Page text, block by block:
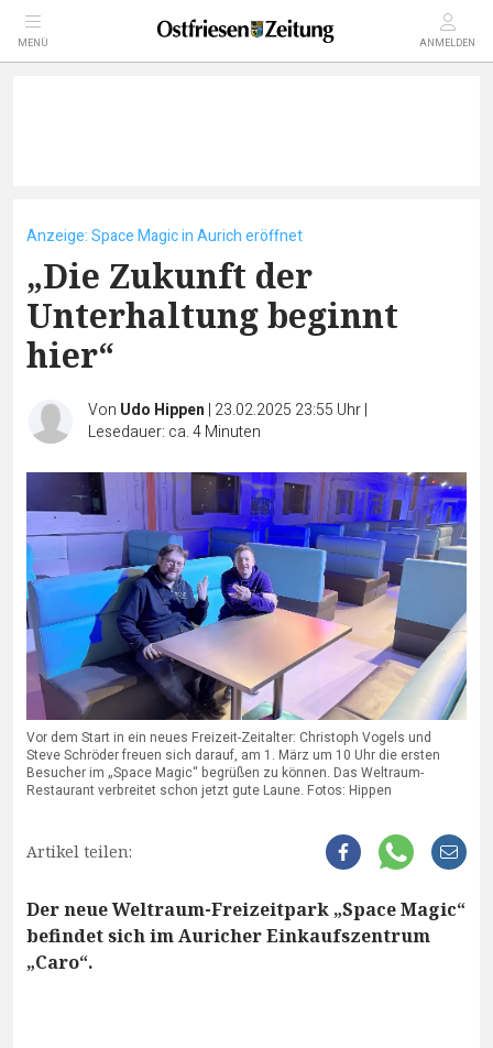
MENÜ ANMELDEN
Anzeige: Space Magic in Aurich eröffnet
„Die Zukunft der
Unterhaltung beginnt
hier“
Von Udo Hippen | 23.02.2025 23:55 Uhr|
Lesedauer: ca. 4 Minuten
Vor dem Start in ein neues Freizeit-Zeitalter: Christoph Vogels und
Steve Schröder freuen sich darauf, am 1. März um 10 Uhr die ersten
Besucher im „Space Magic“ begrüßen zu können. Das Weltraum-
Restaurant verbreitet schon jetzt gute Laune. Fotos: Hippen
Artikel teilen:
Der neue Weltraum-Freizeitpark „Space Magic“
befindet sich im Auricher Einkaufszentrum
„Caro“.